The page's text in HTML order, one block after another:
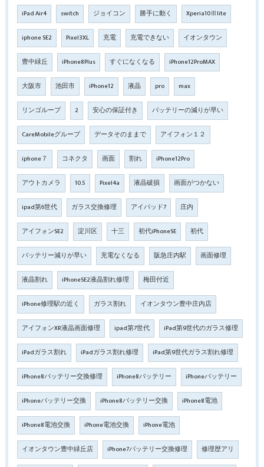
iPad Air4 switch ジョイコン 勝手に動く Xperia10Ⅲlite
iphone SE2 Pixel3XL 充電 充電できない イオンタウン
豊中緑丘 iPhone8Plus すぐになくなる iPhone12ProMAX
大阪市 池田市 iPhone12 液晶 pro max
リンゴループ 2 安心の保証付き バッテリーの減りが早い
CareMobileグループ データそのままで アイフォン１２
iphone７ コネクタ 画面 割れ iPhone12Pro
アウトカメラ 10.5 Pixel4a 液晶破損 画面がつかない
ipad第6世代 ガラス交換修理 アイパッド7 庄内
アイフォンSE2 淀川区 十三 初代iPhoneSE 初代
バッテリー減りが早い 充電なくなる 阪急庄内駅 画面修理
液晶割れ iPhoneSE2液晶割れ修理 梅田付近
iPhone修理駅の近く ガラス割れ イオンタウン豊中庄内店
アイフォンXR液晶画面修理 ipad第7世代 iPad第9世代のガラス修理
iPadガラス割れ iPadガラス割れ修理 iPad第9世代ガラス割れ修理
iPhone8バッテリー交換修理 iPhone8バッテリー iPhoneバッテリー
iPhoneバッテリー交換 iPhone8バッテリー交換 iPhone8電池
iPhone8電池交換 iPhone電池交換 iPhone電池
イオンタウン豊中緑丘店 iPhone7バッテリー交換修理 修理歴アリ